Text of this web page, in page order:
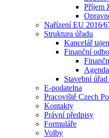
Příjem
Nařízení EU
Struktura úřadu
Kancelář
Finanční
Stavební
E-podatelna
Pracoviště Czech
Kontakty
Právní předpisy
Formuláře
Volby